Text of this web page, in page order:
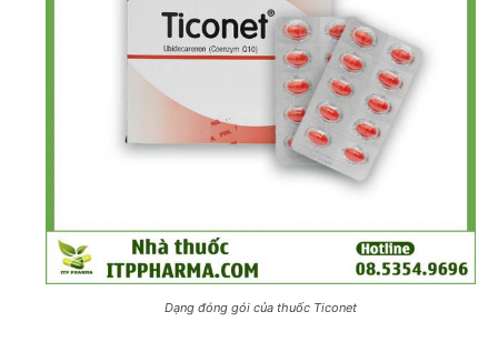
Dạng đóng gói của thuốc Ticonet